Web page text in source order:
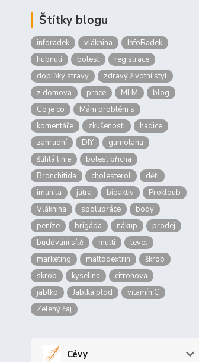
Štítky blogu
inforadek vláknina
InfoRadek
hubnutí
bolest
registrace
doplňky stravy
zdravý životní styl
z domova
práce MLM
blog
Co je co
Mám problém s
komentáře
zkušenosti
hadice
zahradní
DIY
gumolana
štíhlá linie
bolest břicha
Bronchitida
cholesterol
děti
imunita
játra bioaktiv
Prokloub
Vláknina
spolupráce
body
peníze
brigáda nákup
prodej
budování sítě
multi
level
marketing
maltodextrin
škrob
skrob
kyselina
citronova
jablko
Jablka plod
vitamín C
Zelený čaj
Cévy